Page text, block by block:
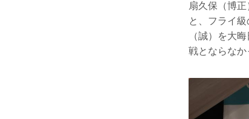
扇久保（博
と、フライ
（誠）を大
戦とならなか